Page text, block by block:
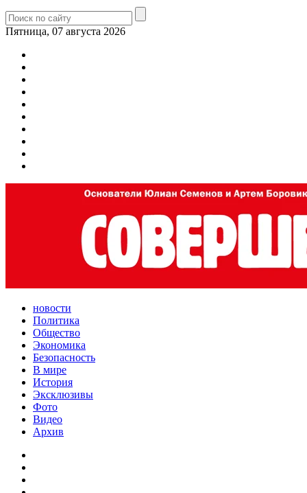
Пятница, 07 августа 2026
новости
Политика
Общество
Экономика
Безопасность
В мире
История
Эксклюзивы
Фото
Видео
Архив